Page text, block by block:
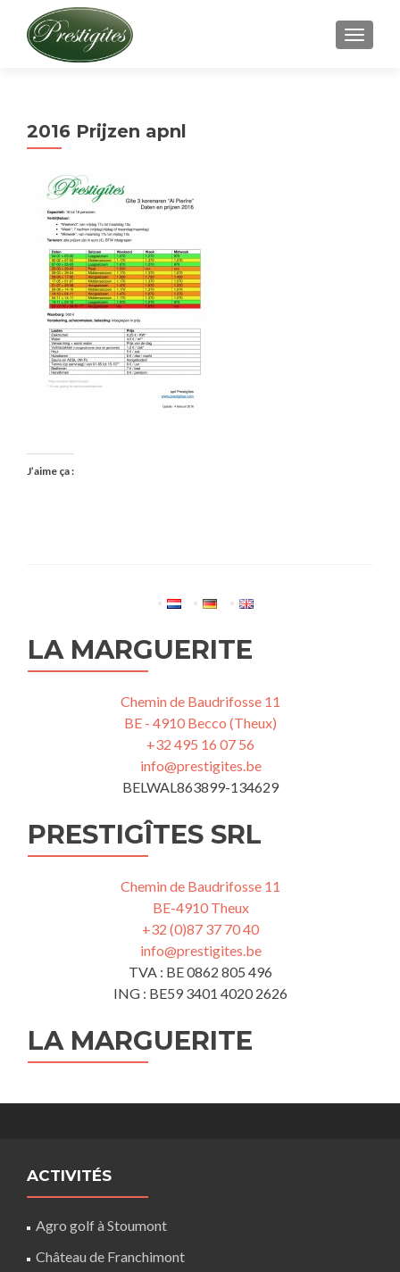
2016 Prijzen apnl
J’aime ça :
LA MARGUERITE
Chemin de Baudrifosse 11
BE - 4910 Becco (Theux)
+32 495 16 07 56
info@prestigites.be
BELWAL863899-134629
PRESTIGÎTES SRL
Chemin de Baudrifosse 11
BE-4910 Theux
+32 (0)87 37 70 40
info@prestigites.be
TVA : BE 0862 805 496
ING : BE59 3401 4020 2626
LA MARGUERITE
ACTIVITÉS
Agro golf à Stoumont
Château de Franchimont